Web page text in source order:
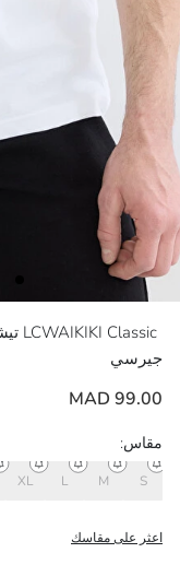
LCWAIKIKI Classic
جيرسي
99.00 MAD
مقاس:
S
M
L
XL
اعثر على مقاسك